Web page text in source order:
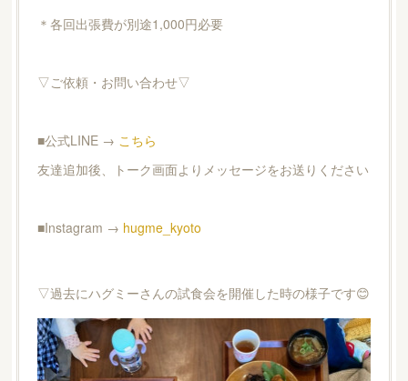
＊各回出張費が別途1,000円必要
▽ご依頼・お問い合わせ▽
■公式LINE → こちら
友達追加後、トーク画面よりメッセージをお送りください
■Instagram → hugme_kyoto
▽過去にハグミーさんの試食会を開催した時の様子です😊